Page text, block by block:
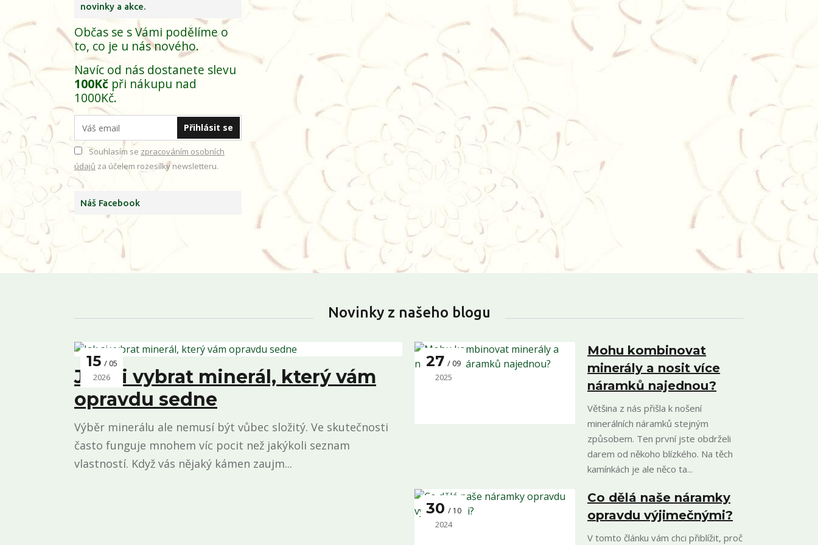
novinky a akce.
Občas se s Vámi podělíme o
to, co je u nás nového.
Navíc od nás dostanete slevu
100Kč při nákupu nad
1000Kč.
Přihlásit se
Souhlasím se zpracováním osobních
údajů za účelem rozesílky newsletteru.
Náš Facebook
Novinky z našeho blogu
15 05
2026
Jak si vybrat minerál, který vám
opravdu sedne
Výběr minerálu ale nemusí být vůbec složitý. Ve skutečnosti
často funguje mnohem víc pocit než jakýkoli seznam
vlastností. Když vás nějaký kámen zaujm...
27 09
2025
Mohu kombinovat
minerály a nosit více
náramků najednou?
Většina z nás přišla k nošení
minerálních náramků stejným
způsobem. Ten první jste obdrželi
darem od někoho blízkého. Na těch
kamínkách je ale něco ta...
30 10
2024
Co dělá naše náramky
opravdu výjimečnými?
V tomto článku vám chci přiblížit, proč